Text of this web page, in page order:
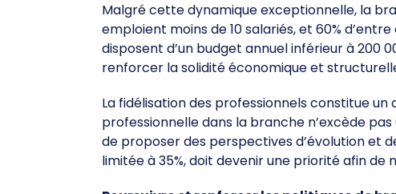
Malgré cette dynamique exceptionnelle, la
emploient moins de 10 salariés, et 60%
disposent d’un budget annuel inférieur à 200
renforcer la solidité économique et
La fidélisation des professionnels constitue un
professionnelle dans la branche n’excède
de proposer des perspectives d’évolution et
limitée à 35%, doit devenir une priorité afin